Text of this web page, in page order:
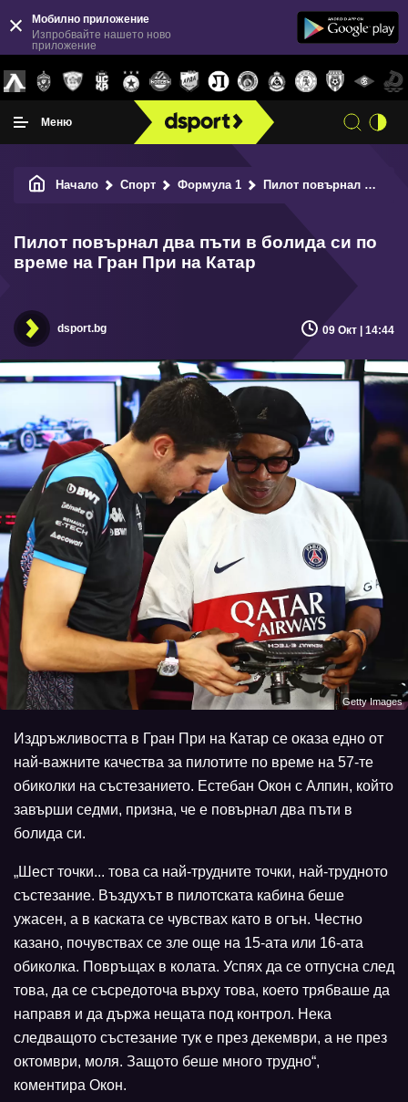
Мобилно приложение
Изпробвайте нашето ново
приложение
Меню
Начало Спорт Формула 1 Пилот повърнал два пъти в болида си по време на Гран При на Катар
Пилот повърнал два пъти в болида си по
време на Гран При на Катар
dsport.bg 09 Окт | 14:44
Getty Images
Издръжливостта в Гран При на Катар се оказа едно от
най-важните качества за пилотите по време на 57-те
обиколки на състезанието. Естебан Окон с Алпин, който
завърши седми, призна, че е повърнал два пъти в
болида си.
„Шест точки... това са най-трудните точки, най-трудното
състезание. Въздухът в пилотската кабина беше
ужасен, а в каската се чувствах като в огън. Честно
казано, почувствах се зле още на 15-ата или 16-ата
обиколка. Повръщах в колата. Успях да се отпусна след
това, да се съсредоточа върху това, което трябваше да
направя и да държа нещата под контрол. Нека
следващото състезание тук е през декември, а не през
октомври, моля. Защото беше много трудно“,
коментира Окон.